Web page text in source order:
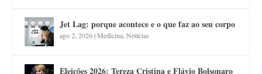
Jet Lag: porque acontece e o que faz ao seu corpo
ago 2, 2026|Medicina ,Notícias
Eleições 2026: Tereza Cristina e Flávio Bolsonaro